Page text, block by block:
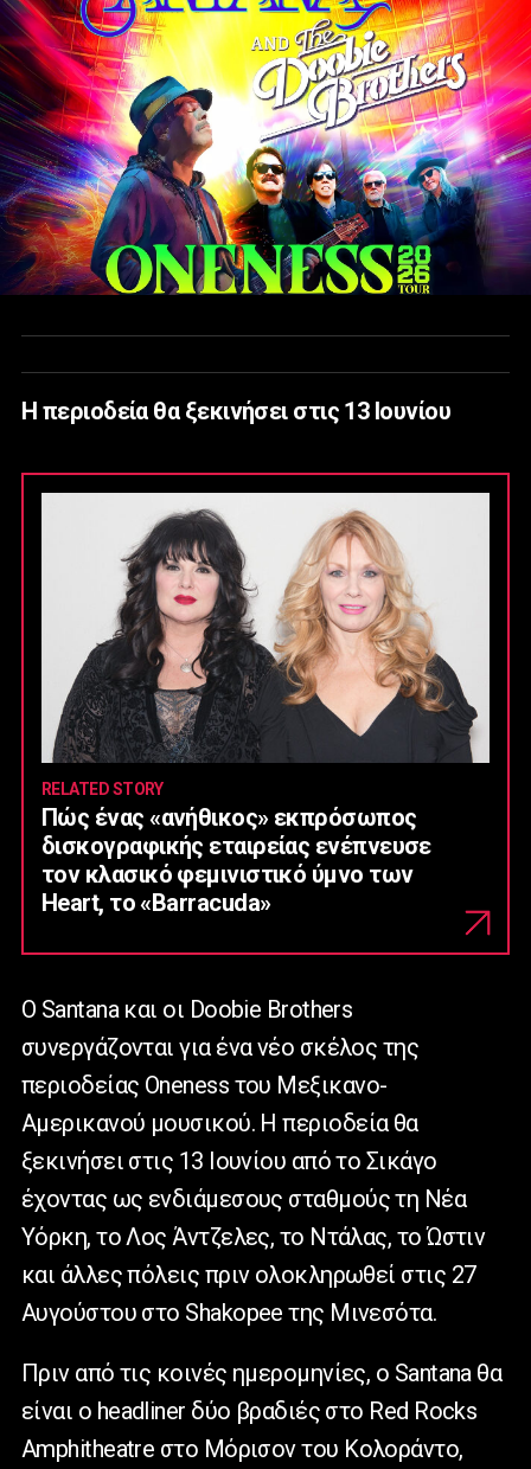
Η περιοδεία θα ξεκινήσει στις 13 Ιουνίου
RELATED STORY
Πώς ένας «ανήθικος» εκπρόσωπος
δισκογραφικής εταιρείας ενέπνευσε
τον κλασικό φεμινιστικό ύμνο των
Heart, το «Barracuda»
Ο Santana και οι Doobie Brothers
συνεργάζονται για ένα νέο σκέλος της
περιοδείας Oneness του Μεξικανο-
Αμερικανού μουσικού. Η περιοδεία θα
ξεκινήσει στις 13 Ιουνίου από το Σικάγο
έχοντας ως ενδιάμεσους σταθμούς τη Νέα
Υόρκη, το Λος Άντζελες, το Ντάλας, το Ώστιν
και άλλες πόλεις πριν ολοκληρωθεί στις 27
Αυγούστου στο Shakopee της Μινεσότα.
Πριν από τις κοινές ημερομηνίες, ο Santana θα
είναι ο headliner δύο βραδιές στο Red Rocks
Amphitheatre στο Μόρισον του Κολοράντο,